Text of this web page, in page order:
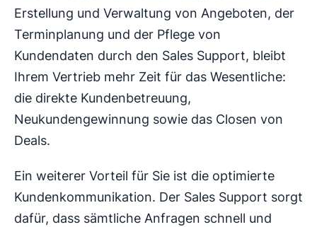
Erstellung und Verwaltung von Angeboten, der
Terminplanung und der Pflege von
Kundendaten durch den Sales Support, bleibt
Ihrem Vertrieb mehr Zeit für das Wesentliche:
die direkte Kundenbetreuung,
Neukundengewinnung sowie das Closen von
Deals.
Ein weiterer Vorteil für Sie ist die optimierte
Kundenkommunikation. Der Sales Support sorgt
dafür, dass sämtliche Anfragen schnell und